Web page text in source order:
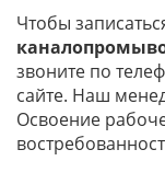
Чтобы
звоните по
сайте. Наш
Освоение